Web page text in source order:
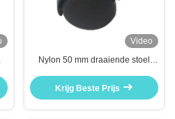
Video
Nylon 50 mm draaiende stoel
universele rolwielen
Krijg Beste Prijs